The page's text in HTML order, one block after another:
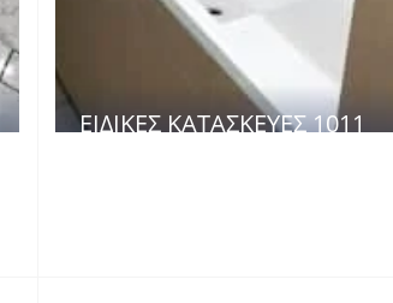
ΕΙΔΙΚΈΣ ΚΑΤΑΣΚΕΥΈΣ 1011